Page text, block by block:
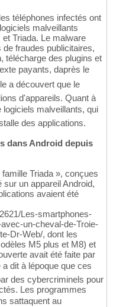
téléphones infectés ont
malveillants
Triada. Le malware
fraudes publicitaires,
télécharge des plugins et
payants, daprès le
a découvert que le
d'appareils. Quant à
logiciels malveillants, qui
des applications.
dans Android depuis
Triada », conçues
un appareil Android,
avaient été
Les-smartphones-
un-cheval-de-Troie-
Dr-Web/, dont les
M5 plus et M8) et
avait été faite par
dit à lépoque que ces
des cybercriminels pour
Les programmes
sattaquent au